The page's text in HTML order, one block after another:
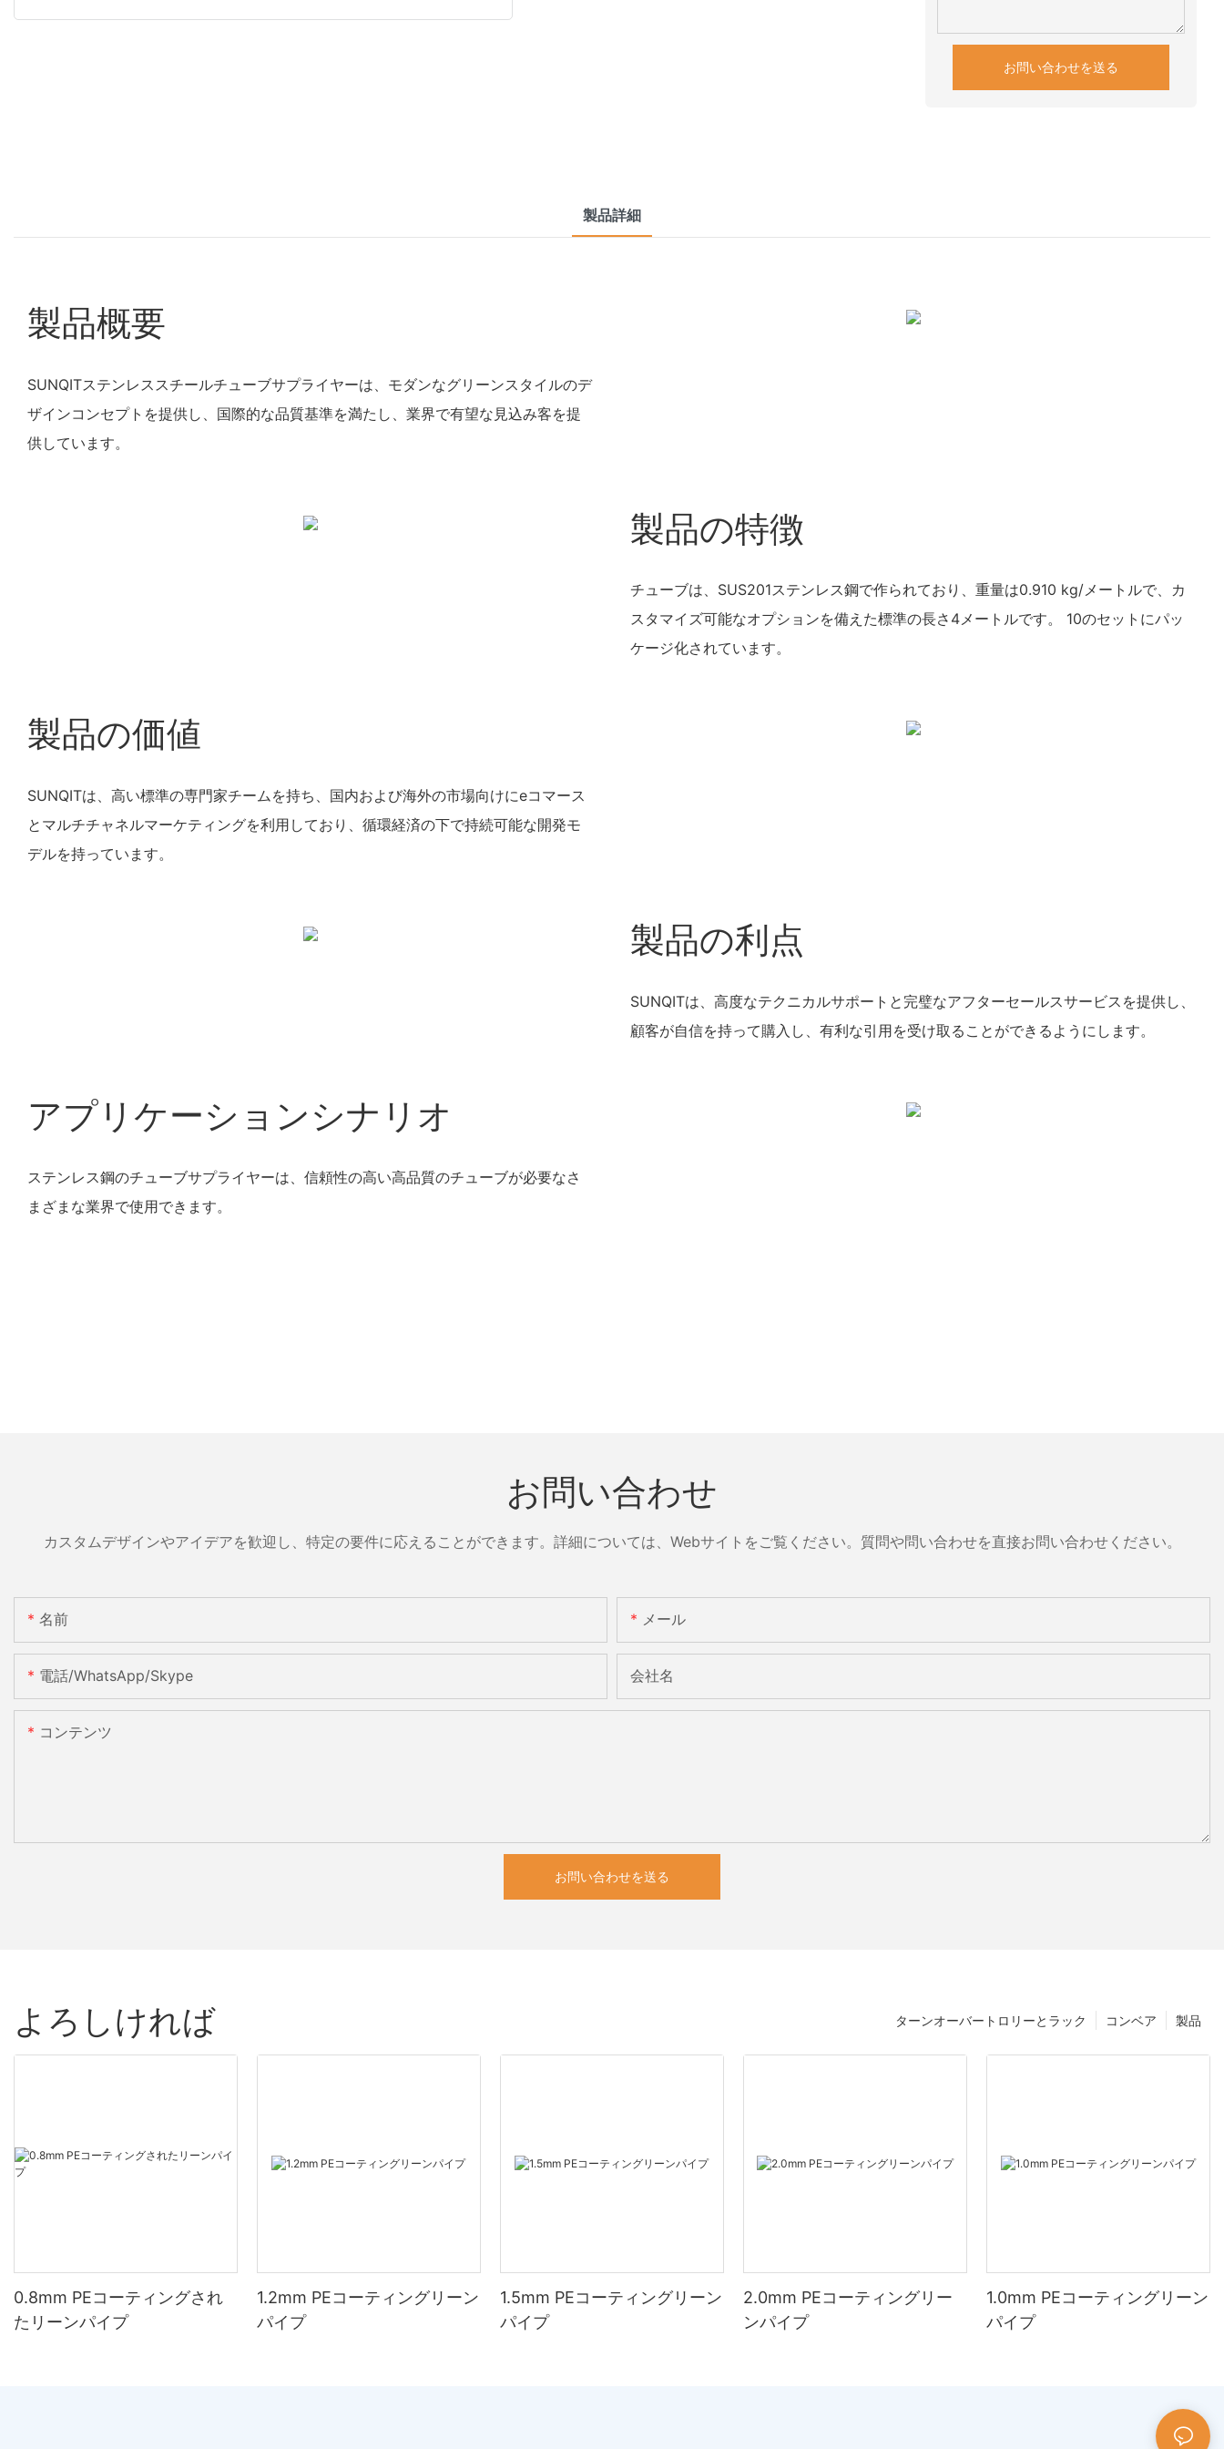
お問い合わせを送る
製品詳細
製品概要
SUNQITステンレススチールチューブサプライヤーは、モダンなグリーンスタイルのデ
ザインコンセプトを提供し、国際的な品質基準を満たし、業界で有望な見込み客を提
供しています。
製品の特徴
チューブは、SUS201ステンレス鋼で作られており、重量は0.910 kg/メートルで、カ
スタマイズ可能なオプションを備えた標準の長さ4メートルです。 10のセットにパッ
ケージ化されています。
製品の価値
SUNQITは、高い標準の専門家チームを持ち、国内および海外の市場向けにeコマース
とマルチチャネルマーケティングを利用しており、循環経済の下で持続可能な開発モ
デルを持っています。
製品の利点
SUNQITは、高度なテクニカルサポートと完璧なアフターセールスサービスを提供し、
顧客が自信を持って購入し、有利な引用を受け取ることができるようにします。
アプリケーションシナリオ
ステンレス鋼のチューブサプライヤーは、信頼性の高い高品質のチューブが必要なさ
まざまな業界で使用できます。
お問い合わせ
カスタムデザインやアイデアを歓迎し、特定の要件に応えることができます。詳細については、Webサイトをご覧ください。質問や問い合わせを直接お問い合わせください。
名前 メール
電話/WhatsApp/Skype 会社名
コンテンツ
お問い合わせを送る
よろしければ 製品
コンベア
ターンオーバートロリーとラック
0.8mm PEコーティングされ
たリーンパイプ
1.2mm PEコーティングリーン
パイプ
1.5mm PEコーティングリーン
パイプ
2.0mm PEコーティングリー
ンパイプ
1.0mm PEコーティングリーン
パイプ